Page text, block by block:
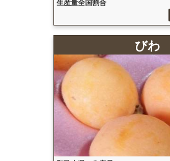
生産量全国割合
びわ